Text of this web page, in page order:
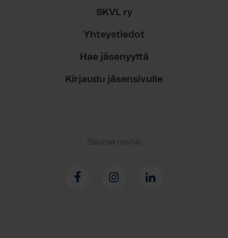
SKVL ry
Yhteystiedot
Hae jäsenyyttä
Kirjaudu jäsensivulle
Seuraa meitä: